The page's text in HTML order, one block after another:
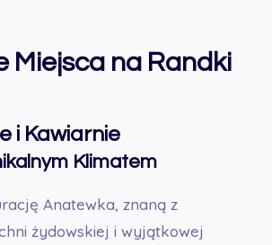
Miejsca na Randki
i Kawiarnie
Klimatem
Anatewka, znaną z
żydowskiej i wyjątkowej